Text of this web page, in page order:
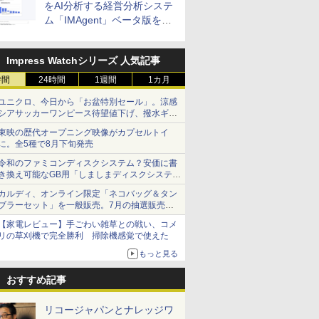
をAI分析する経営分析システ
ム「IMAgent」ベータ版を提
Impress Watchシリーズ 人気記事
24時間 1週間 1カ月
ニクロ、今日から「お盆特別セール」。涼感
アサッカーワンピース待望値下げ、撥水ギア
ョーツは1990円に
映の歴代オープニング映像がカプセルトイ
。全5種で8月下旬発売
和のファミコンディスクシステム？安価に書
換え可能なGB用「しましまディスクシステ
」
ルディ、オンライン限定「ネコバッグ＆タン
ラーセット」を一般販売。7月の抽選販売の
選無効分
家電レビュー】手ごわい雑草との戦い、コメ
の草刈機で完全勝利 掃除機感覚で使えた
もっと見る
おすすめ記事
リコージャパンとナレッジワ